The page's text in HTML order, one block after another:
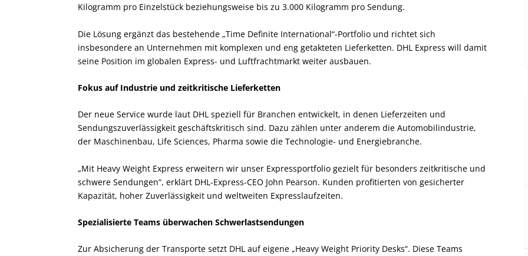
Kilogramm pro Einzelstück beziehungsweise bis zu 3.000 Kilogramm pro Sendung.
Die Lösung ergänzt das bestehende „Time Definite International“-Portfolio und richtet sich
insbesondere an Unternehmen mit komplexen und eng getakteten Lieferketten. DHL Express will damit
seine Position im globalen Express- und Luftfrachtmarkt weiter ausbauen.
Fokus auf Industrie und zeitkritische Lieferketten
Der neue Service wurde laut DHL speziell für Branchen entwickelt, in denen Lieferzeiten und
Sendungszuverlässigkeit geschäftskritisch sind. Dazu zählen unter anderem die Automobilindustrie,
der Maschinenbau, Life Sciences, Pharma sowie die Technologie- und Energiebranche.
„Mit Heavy Weight Express erweitern wir unser Expressportfolio gezielt für besonders zeitkritische und
schwere Sendungen“, erklärt DHL-Express-CEO John Pearson. Kunden profitierten von gesicherter
Kapazität, hoher Zuverlässigkeit und weltweiten Expresslaufzeiten.
Spezialisierte Teams überwachen Schwerlastsendungen
Zur Absicherung der Transporte setzt DHL auf eigene „Heavy Weight Priority Desks“. Diese Teams